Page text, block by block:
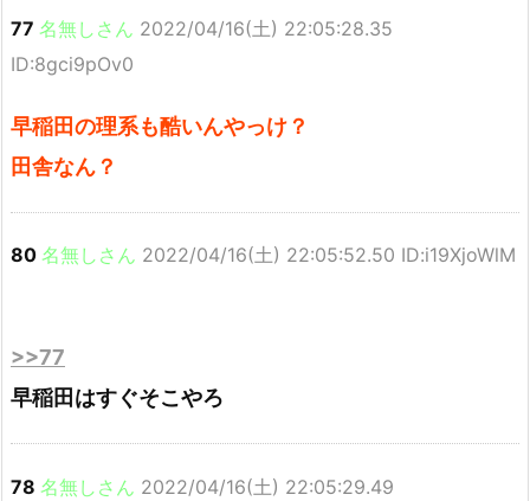
77 名無しさん 2022/04/16(土) 22:05:28.35
ID:8gci9pOv0
早稲田の理系も酷いんやっけ？
田舎なん？
80 名無しさん 2022/04/16(土) 22:05:52.50 ID:i19XjoWlM
>>77
早稲田はすぐそこやろ
78 名無しさん 2022/04/16(土) 22:05:29.49